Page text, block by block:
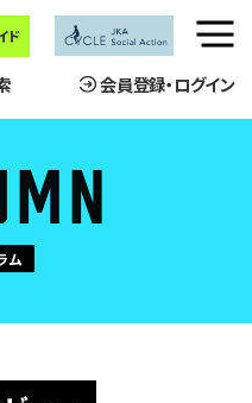
ド
会員登録・ログイン
メ
ュ
ー
ム